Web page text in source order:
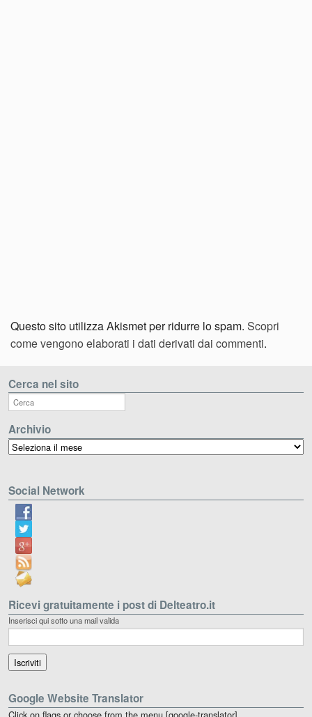
Questo sito utilizza Akismet per ridurre lo spam. Scopri
come vengono elaborati i dati derivati dai commenti.
Cerca nel sito
Archivio
Archivio
Social Network
Ricevi gratuitamente i post di Delteatro.it
Inserisci qui sotto una mail valida
Google Website Translator
Click on flags or choose from the menu [google-translator]